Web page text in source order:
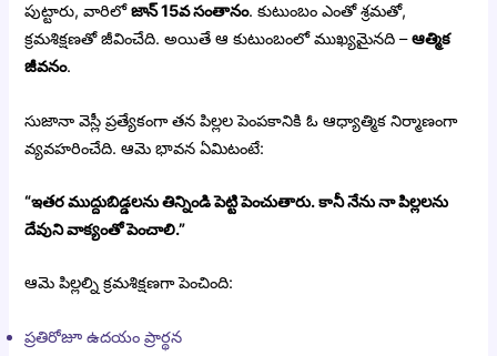
పుట్టారు, వారిలోజాన్ 15వ సంతానం. కుటుంబం ఎంతో శ్రమతో,
క్రమశిక్షణతో జీవించేది. అయితే ఆ కుటుంబంలో ముఖ్యమైనది –ఆత్మిక
జీవనం.
సుజానా వెస్లీ ప్రత్యేకంగా తన పిల్లల పెంపకానికి ఓ ఆధ్యాత్మిక నిర్మాణంగా
వ్యవహరించేది. ఆమె భావన ఏమిటంటే:
“ఇతర ముద్దుబిడ్డలను తిన్నిండి పెట్టి పెంచుతారు. కానీ నేను నా పిల్లలను
దేవుని వాక్యంతో పెంచాలి.”
ఆమె పిల్లల్ని క్రమశిక్షణగా పెంచింది:
ప్రతిరోజూ ఉదయం ప్రార్థన